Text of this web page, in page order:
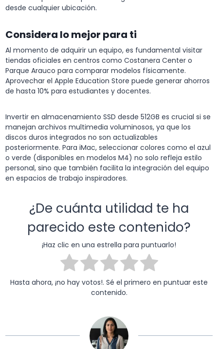
desde cualquier ubicación.
Considera lo mejor para ti
Al momento de adquirir un equipo, es fundamental visitar
tiendas oficiales en centros como Costanera Center o
Parque Arauco para comparar modelos físicamente.
Aprovechar el Apple Education Store puede generar ahorros
de hasta 10% para estudiantes y docentes.
Invertir en almacenamiento SSD desde 512GB es crucial si se
manejan archivos multimedia voluminosos, ya que los
discos duros integrados no son actualizables
posteriormente. Para iMac, seleccionar colores como el azul
o verde (disponibles en modelos M4) no solo refleja estilo
personal, sino que también facilita la integración del equipo
en espacios de trabajo inspiradores.
¿De cuánta utilidad te ha
parecido este contenido?
¡Haz clic en una estrella para puntuarlo!
Hasta ahora, ¡no hay votos!. Sé el primero en puntuar este
contenido.